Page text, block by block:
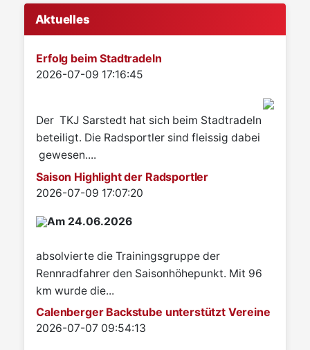
Aktuelles
Erfolg beim Stadtradeln
Details
2026-07-09 17:16:45
Der TKJ Sarstedt hat sich beim Stadtradeln
beteiligt. Die Radsportler sind fleissig dabei
gewesen....
Saison Highlight der Radsportler
Details
2026-07-09 17:07:20
Am 24.06.2026
absolvierte die Trainingsgruppe der
Rennradfahrer den Saisonhöhepunkt. Mit 96
km wurde die...
Calenberger Backstube unterstützt Vereine
Details
2026-07-07 09:54:13